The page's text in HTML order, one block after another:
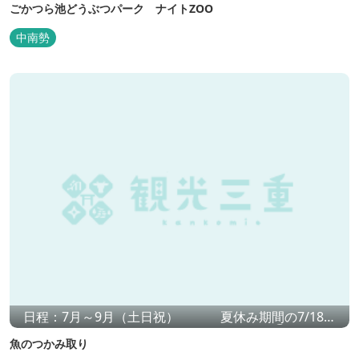
ごかつら池どうぶつパーク ナイトZOO
中南勢
日程：7月～9月（土日祝） 夏休み期間の7/18～
8/31は毎日開催！ 料金：1匹800円 時間：①11時30分
魚のつかみ取り